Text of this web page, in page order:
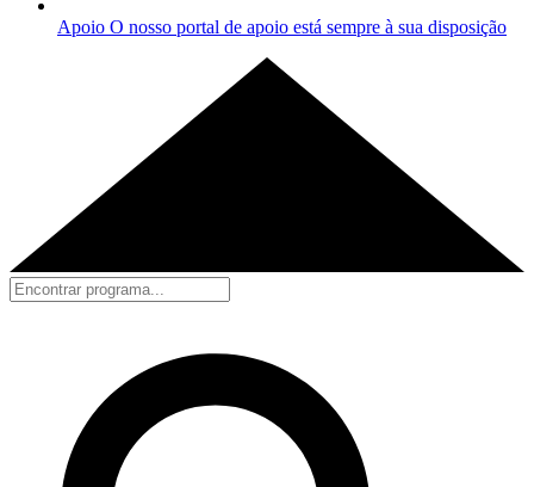
Apoio O nosso portal de apoio está sempre à sua disposição